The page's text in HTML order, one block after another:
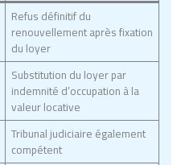
Refus définitif du
renouvellement après fixation
du loyer
Substitution du loyer par
indemnité d’occupation à la
valeur locative
Tribunal judiciaire également
compétent